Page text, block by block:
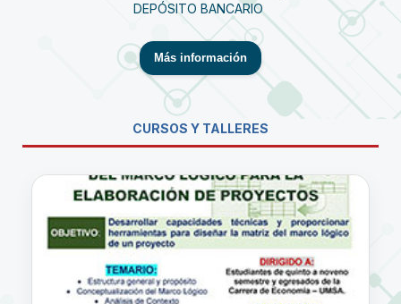
DEPÓSITO BANCARIO
Más información
CURSOS Y TALLERES